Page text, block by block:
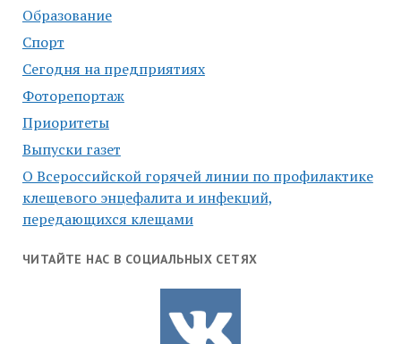
Образование
Спорт
Сегодня на предприятиях
Фоторепортаж
Приоритеты
Выпуски газет
О Всероссийской горячей линии по профилактике
клещевого энцефалита и инфекций,
передающихся клещами
ЧИТАЙТЕ НАС В СОЦИАЛЬНЫХ СЕТЯХ